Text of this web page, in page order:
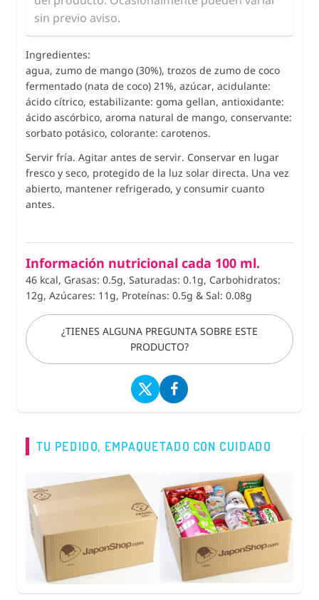
sin previo aviso.
Ingredientes:
agua, zumo de mango (30%), trozos de zumo de coco
fermentado (nata de coco) 21%, azúcar, acidulante:
ácido cítrico, estabilizante: goma gellan, antioxidante:
ácido ascórbico, aroma natural de mango, conservante:
sorbato potásico, colorante: carotenos.
Servir fría. Agitar antes de servir. Conservar en lugar
fresco y seco, protegido de la luz solar directa. Una vez
abierto, mantener refrigerado, y consumir cuanto
antes.
Información nutricional cada 100 ml.
46 kcal, Grasas: 0.5g, Saturadas: 0.1g, Carbohidratos:
12g, Azúcares: 11g, Proteínas: 0.5g & Sal: 0.08g
¿TIENES ALGUNA PREGUNTA SOBRE ESTE
PRODUCTO?
TU PEDIDO, EMPAQUETADO CON CUIDADO